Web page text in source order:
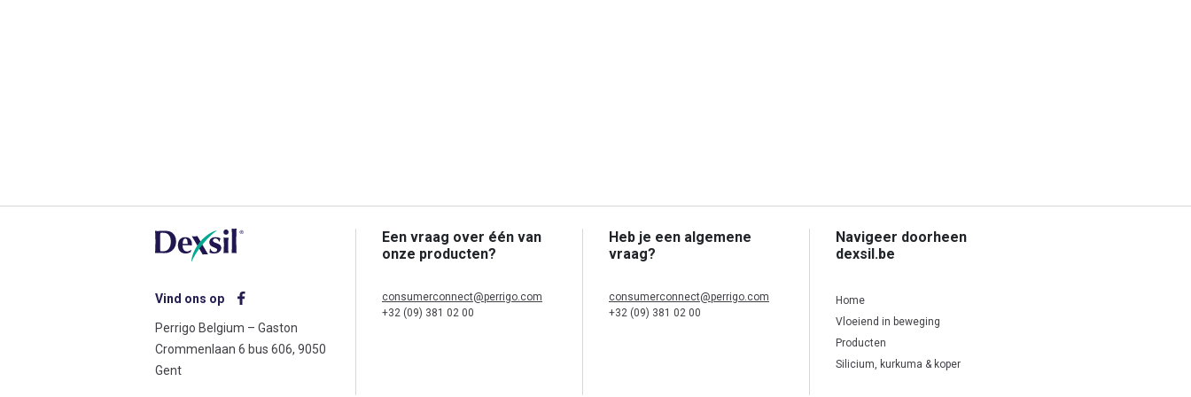
Vind ons op
Perrigo Belgium – Gaston
Crommenlaan 6 bus 606, 9050
Gent
Een vraag over één van
onze producten?
consumerconnect@perrigo.com
+32 (09) 381 02 00
Heb je een algemene
vraag?
consumerconnect@perrigo.com
+32 (09) 381 02 00
Navigeer doorheen
dexsil.be
Home
Vloeiend in beweging
Producten
Silicium, kurkuma & koper